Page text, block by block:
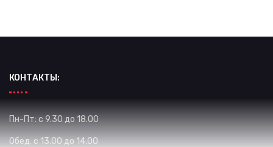
КОНТАКТЫ:
Пн-Пт: с 9.30 до 18.00
Обед: с 13.00 до 14.00